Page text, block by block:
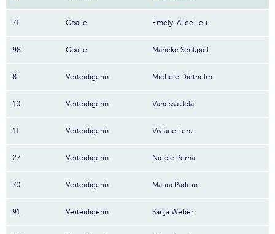
71 Goalie Emely-Alice Leu
98 Goalie Marieke Senkpiel
8 Verteidigerin Michele Diethelm
10 Verteidigerin Vanessa Jola
11 Verteidigerin Viviane Lenz
27 Verteidigerin Nicole Perna
70 Verteidigerin Maura Padrun
91 Verteidigerin Sanja Weber